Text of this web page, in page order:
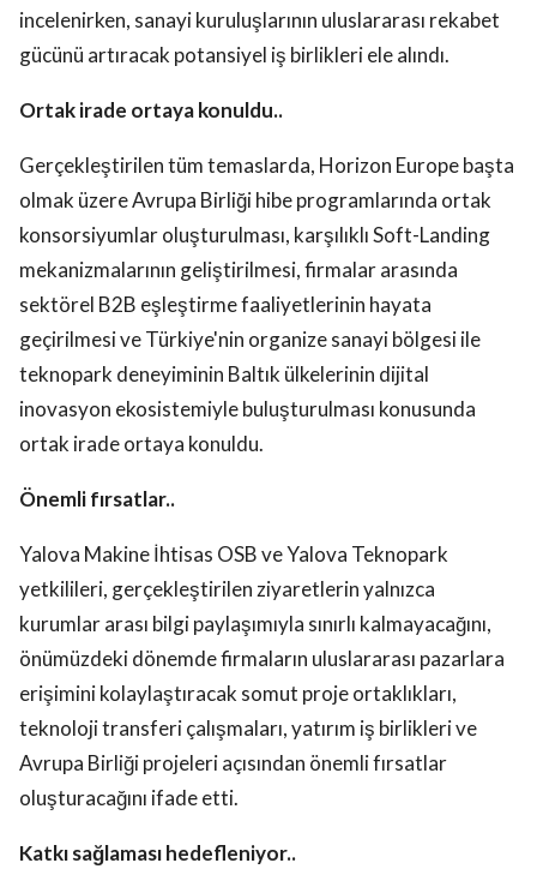
incelenirken, sanayi kuruluşlarının uluslararası rekabet
gücünü artıracak potansiyel iş birlikleri ele alındı.
Ortak irade ortaya konuldu..
Gerçekleştirilen tüm temaslarda, Horizon Europe başta
olmak üzere Avrupa Birliği hibe programlarında ortak
konsorsiyumlar oluşturulması, karşılıklı Soft-Landing
mekanizmalarının geliştirilmesi, firmalar arasında
sektörel B2B eşleştirme faaliyetlerinin hayata
geçirilmesi ve Türkiye'nin organize sanayi bölgesi ile
teknopark deneyiminin Baltık ülkelerinin dijital
inovasyon ekosistemiyle buluşturulması konusunda
ortak irade ortaya konuldu.
Önemli fırsatlar..
Yalova Makine İhtisas OSB ve Yalova Teknopark
yetkilileri, gerçekleştirilen ziyaretlerin yalnızca
kurumlar arası bilgi paylaşımıyla sınırlı kalmayacağını,
önümüzdeki dönemde firmaların uluslararası pazarlara
erişimini kolaylaştıracak somut proje ortaklıkları,
teknoloji transferi çalışmaları, yatırım iş birlikleri ve
Avrupa Birliği projeleri açısından önemli fırsatlar
oluşturacağını ifade etti.
Katkı sağlaması hedefleniyor..